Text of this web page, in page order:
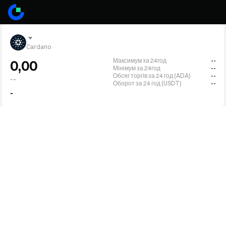
Cardano
0,00
--
-
Максимум за 24год
--
Мінімум за 24год
--
Обсяг торгів за 24 год (ADA)
--
Оборот за 24 год (USDT)
--